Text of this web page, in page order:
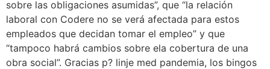
sobre las obligaciones asumidas”, que “la relación
laboral con Codere no se verá afectada para estos
empleados que decidan tomar el empleo” y que
“tampoco habrá cambios sobre ela cobertura de una
obra social”. Gracias p? linje med pandemia, los bingos